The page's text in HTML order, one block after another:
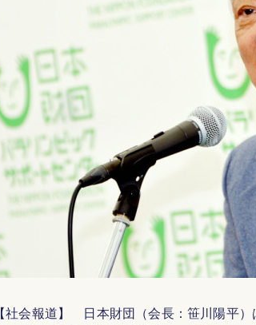
【社会報道】 日本財団（会長：笹川陽平